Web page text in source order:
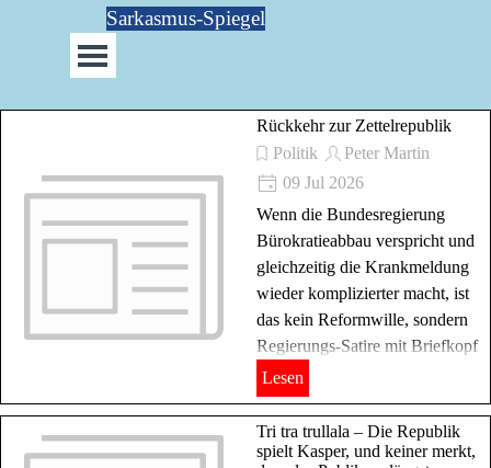
Direkt zum SeiteninhaltSarkasmus-Spiegel
Menü überspringen
Rückkehr zur Zettelrepublik
Politik
Peter Martin
09 Jul 2026
Wenn die Bundesregierung
Bürokratieabbau verspricht und
gleichzeitig die Krankmeldung
wieder komplizierter macht, ist
das kein Reformwille, sondern
Regierungs-Satire mit Briefkopf
Lesen
Tri tra trullala – Die Republik
spielt Kasper, und keiner merkt,